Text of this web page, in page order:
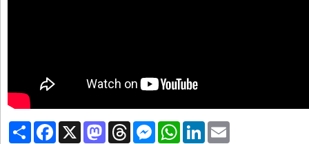
PartagerFacebook MastodonThreads MessengerWhatsAppLinkedIn